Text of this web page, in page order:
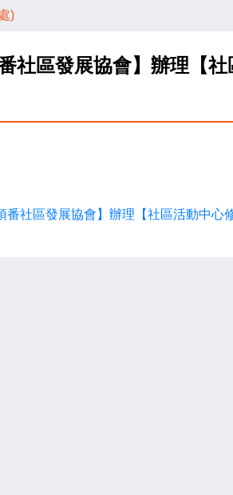
)
社區發展協會】辦理【
番社區發展協會】辦理【社區活動中心